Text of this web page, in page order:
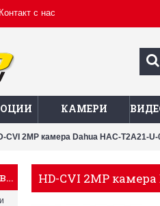
Контакт с нас
КАМЕРИ
CVI 2MP камера Dahua HAC-T2A21-
Клиенти закупили това, купиха също HD-CVI 2MP камера